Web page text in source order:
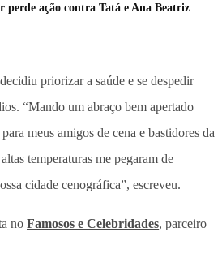
perde ação contra Tatá e Ana Beatriz
priorizar a saúde e se despedir
“Mando um abraço bem apertado
meus amigos de cena e bastidores da
temperaturas me pegaram de
cidade cenográfica”, escreveu.
no Famosos e Celebridades, parceiro